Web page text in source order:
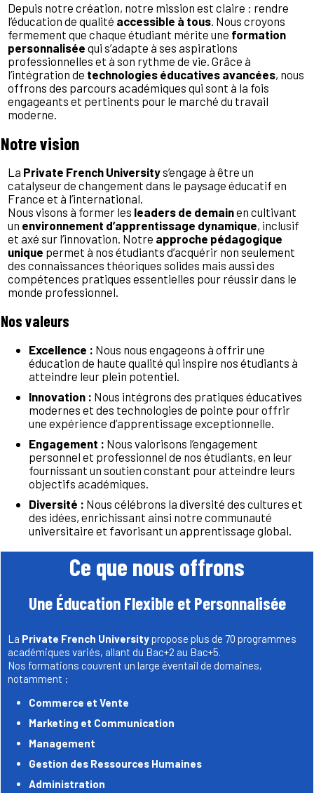
Depuis notre création, notre mission est claire : rendre
l’éducation de qualité accessible à tous. Nous croyons
fermement que chaque étudiant mérite une formation
personnalisée qui s’adapte à ses aspirations
professionnelles et à son rythme de vie. Grâce à
l’intégration de technologies éducatives avancées, nous
offrons des parcours académiques qui sont à la fois
engageants et pertinents pour le marché du travail
moderne.
Notre vision
La Private French Universitys’engage à être un
catalyseur de changement dans le paysage éducatif en
France et à l’international.
Nous visons à former les leaders de demainen cultivant
un environnement d’apprentissage dynamique, inclusif
et axé sur l’innovation. Notre approche pédagogique
unique permet à nos étudiants d’acquérir non seulement
des connaissances théoriques solides mais aussi des
compétences pratiques essentielles pour réussir dans le
monde professionnel.
Nos valeurs
Excellence : Nous nous engageons à offrir une
éducation de haute qualité qui inspire nos étudiants à
atteindre leur plein potentiel.
Innovation : Nous intégrons des pratiques éducatives
modernes et des technologies de pointe pour offrir
une expérience d’apprentissage exceptionnelle.
Engagement : Nous valorisons l’engagement
personnel et professionnel de nos étudiants, en leur
fournissant un soutien constant pour atteindre leurs
objectifs académiques.
Diversité : Nous célébrons la diversité des cultures et
des idées, enrichissant ainsi notre communauté
universitaire et favorisant un apprentissage global.
Ce que nous offrons
Une Éducation Flexible et Personnalisée
La Private French Universitypropose plus de 70 programmes
académiques variés, allant du Bac+2 au Bac+5.
Nos formations couvrent un large éventail de domaines,
notamment :
Commerce et Vente
Marketing et Communication
Management
Gestion des Ressources Humaines
Administration